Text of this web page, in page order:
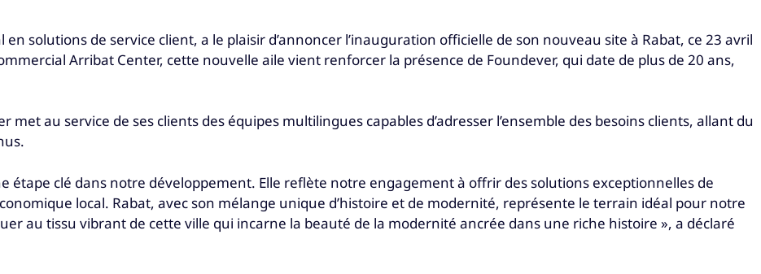
solutions de service client, a le plaisir d’annoncer l’inauguration officielle de son nouveau site à Rabat, ce 23 avril
Arribat Center, cette nouvelle aile vient renforcer la présence de Foundever, qui date de plus de 20 ans,
met au service de ses clients des équipes multilingues capables d’adresser l’ensemble des besoins clients, allant du
étape clé dans notre développement. Elle reflète notre engagement à offrir des solutions exceptionnelles de
local. Rabat, avec son mélange unique d’histoire et de modernité, représente le terrain idéal pour notre
au tissu vibrant de cette ville qui incarne la beauté de la modernité ancrée dans une riche histoire », a déclaré